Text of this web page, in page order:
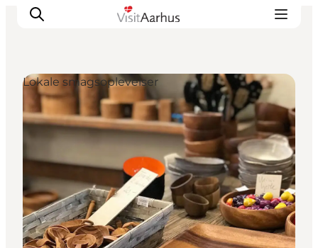
Oplevelser
Kalender
Byer og steder
Planlæg ferien
Transport
Lokale smagsoplevelser